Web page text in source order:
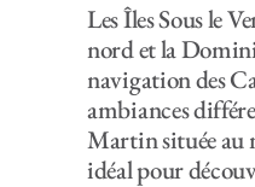
Les Îles Sous le
nord et la
navigation des
ambiances
Martin située au
idéal pour